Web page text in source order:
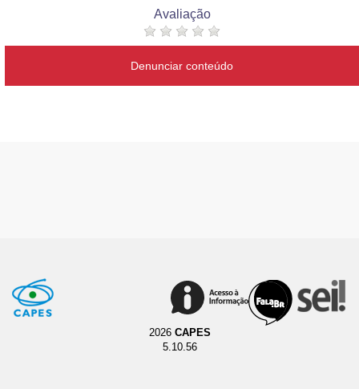
Avaliação
Denunciar conteúdo
2026 CAPES
5.10.56